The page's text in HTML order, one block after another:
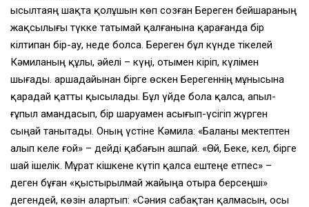
Қысылтаяң шақта қолұшын көп созған Береген бейшараның
жақсылығы түкке татымай қалғанына қарағанда бiр
кiлтипан бiр-ау, неде болса. Береген бұл күнде тiкелей
Кәмиланың құлы, әйелi – күңi, отымен кiрiп, күлiмен
шығады. Қаршадайынан бiрге өскен Берегеннiң мұнысына
қарадай қатты қысылады. Бұл үйде бола қалса, апыл-
ғұпыл амандасып, бiр шаруамен асығып-үсiгiп жүрген
сыңай танытады. Оның үстiне Кәмила: «Баланы мектептен
алып келе ғой» – дейдi қабағын ашпай. «Өй, Беке, кел, бiрге
шай iшелiк. Мұрат кiшкене күтiп қалса ештеңе етпес» –
деген бұған «қыстырылмай жайыңа отыра берсеңшi»
дегендей, көзiн алартып: «Сәния сабақтан қалмасын, осы